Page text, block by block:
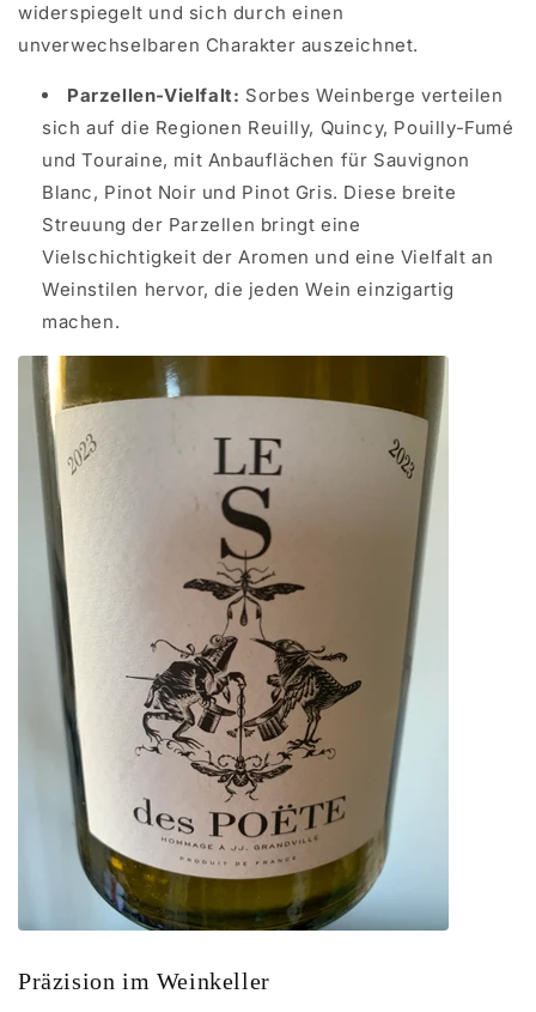
widerspiegelt und sich durch einen
unverwechselbaren Charakter auszeichnet.
Parzellen-Vielfalt: Sorbes Weinberge verteilen
sich auf die Regionen Reuilly, Quincy, Pouilly-Fumé
und Touraine, mit Anbauflächen für Sauvignon
Blanc, Pinot Noir und Pinot Gris. Diese breite
Streuung der Parzellen bringt eine
Vielschichtigkeit der Aromen und eine Vielfalt an
Weinstilen hervor, die jeden Wein einzigartig
machen.
Präzision im Weinkeller